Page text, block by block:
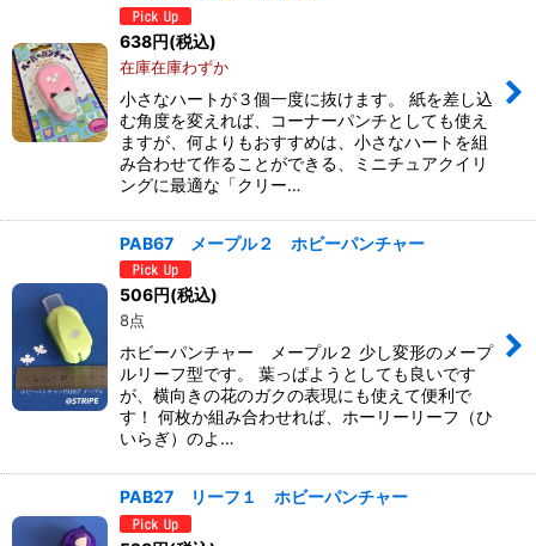
638円(税込)
在庫在庫わずか
小さなハートが３個一度に抜けます。 紙を差し込
む角度を変えれば、コーナーパンチとしても使え
ますが、何よりもおすすめは、小さなハートを組
み合わせて作ることができる、ミニチュアクイリ
ングに最適な「クリー…
PAB67 メープル２ ホビーパンチャー
506円(税込)
8点
ホビーパンチャー メープル２ 少し変形のメープ
ルリーフ型です。 葉っぱようとしても良いです
が、横向きの花のガクの表現にも使えて便利で
す！ 何枚か組み合わせれば、ホーリーリーフ（ひ
いらぎ）のよ…
PAB27 リーフ１ ホビーパンチャー